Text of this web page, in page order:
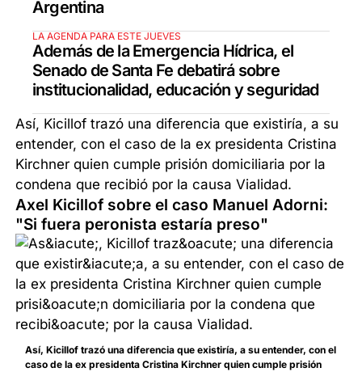
Argentina
LA AGENDA PARA ESTE JUEVES
Además de la Emergencia Hídrica, el
Senado de Santa Fe debatirá sobre
institucionalidad, educación y seguridad
Así, Kicillof trazó una diferencia que existiría, a su
entender, con el caso de la ex presidenta Cristina
Kirchner quien cumple prisión domiciliaria por la
condena que recibió por la causa Vialidad.
Axel Kicillof sobre el caso Manuel Adorni:
"Si fuera peronista estaría preso"
Así, Kicillof trazó una diferencia que existiría, a su entender, con el
caso de la ex presidenta Cristina Kirchner quien cumple prisión